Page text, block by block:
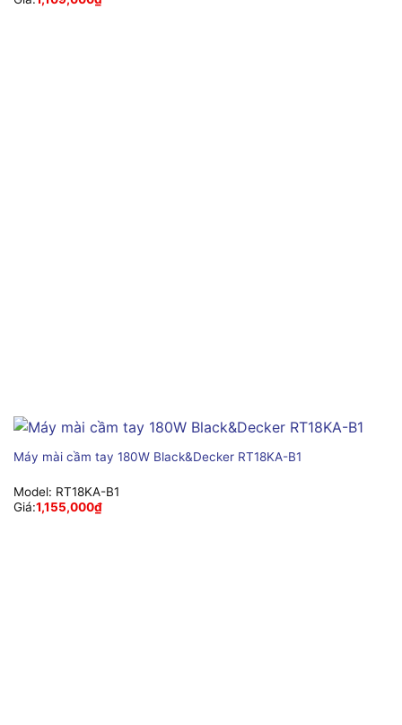
Máy mài cầm tay 180W Black&Decker RT18KA-B1
Model: RT18KA-B1
Giá:1,155,000₫